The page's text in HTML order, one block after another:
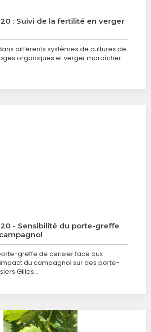
: Suivi de la fertilité en verger
différents systèmes de cultures de
organiques et verger maraîcher
- Sensibilité du porte-greffe
greffe de cerisier face aux
du campagnol sur des porte-
Gilles…